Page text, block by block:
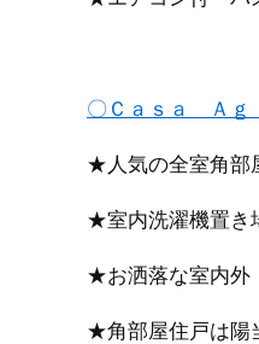
〇Ｃａｓａ Ａｇ
★人気の全室角部
★室内洗濯機置き
★お洒落な室内外
★角部屋住戸は陽